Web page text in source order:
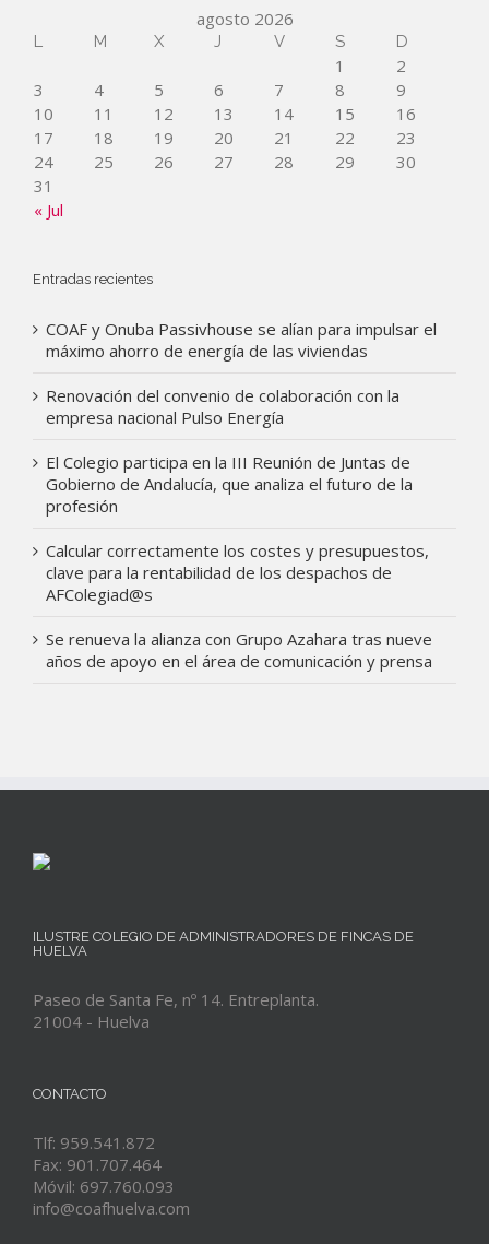
agosto 2026
L M X J V S D
« Jul
1
2
3
4 5 6 7 8
9
10
11 12 13 14 15
16
17
18 19 20 21 22
23
24
25 26 27 28 29
30
31
Entradas recientes
COAF y Onuba Passivhouse se alían para impulsar el
máximo ahorro de energía de las viviendas
Renovación del convenio de colaboración con la
empresa nacional Pulso Energía
El Colegio participa en la III Reunión de Juntas de
Gobierno de Andalucía, que analiza el futuro de la
profesión
Calcular correctamente los costes y presupuestos,
clave para la rentabilidad de los despachos de
AFColegiad@s
Se renueva la alianza con Grupo Azahara tras nueve
años de apoyo en el área de comunicación y prensa
ILUSTRE COLEGIO DE ADMINISTRADORES DE FINCAS DE
HUELVA
Paseo de Santa Fe, nº 14. Entreplanta.
21004 - Huelva
CONTACTO
Tlf: 959.541.872
Fax: 901.707.464
Móvil: 697.760.093
info@coafhuelva.com